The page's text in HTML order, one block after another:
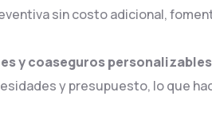
sin costo adicional,
y coaseguros
y presupuesto, lo que